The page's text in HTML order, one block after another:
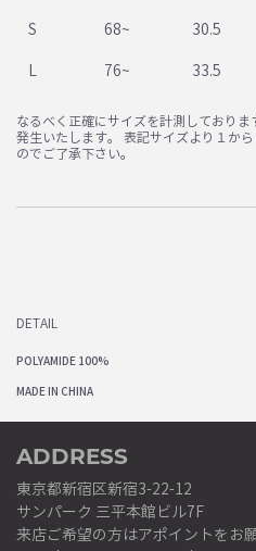
S 68~ 30.5
L 76~ 33.5
なるべく正確にサイズを計測しており
発生いたします。 表記サイズより１か
のでご了承下さい。
DETAIL
POLYAMIDE 100%
MADE IN CHINA
ADDRESS
東京都新宿区新宿3-22-12
サンパーク 三平本館ビル7F
来店ご希望の方はアポイントをお